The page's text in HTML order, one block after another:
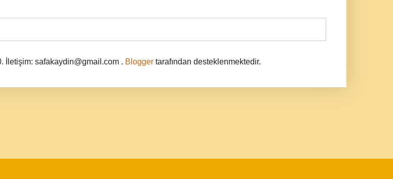
İletişim: safakaydin@gmail.com . Blogger tarafından desteklenmektedir.